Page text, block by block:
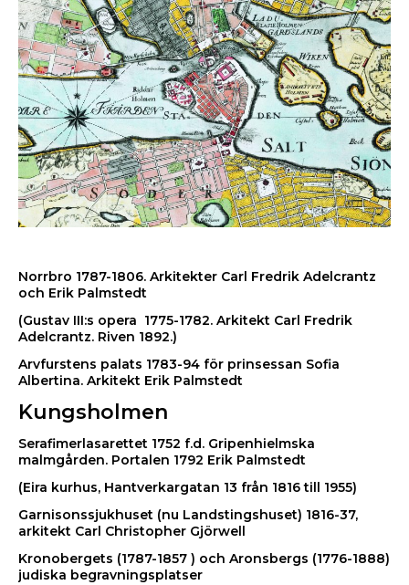
Norrbro 1787-1806. Arkitekter Carl Fredrik Adelcrantz
och Erik Palmstedt
(Gustav III:s opera 1775-1782. Arkitekt Carl Fredrik
Adelcrantz. Riven 1892.)
Arvfurstens palats 1783-94 för prinsessan Sofia
Albertina. Arkitekt Erik Palmstedt
Kungsholmen
Serafimerlasarettet 1752 f.d. Gripenhielmska
malmgården. Portalen 1792 Erik Palmstedt
(Eira kurhus, Hantverkargatan 13 från 1816 till 1955)
Garnisonssjukhuset (nu Landstingshuset) 1816-37,
arkitekt Carl Christopher Gjörwell
Kronobergets (1787-1857 ) och Aronsbergs (1776-1888)
judiska begravningsplatser